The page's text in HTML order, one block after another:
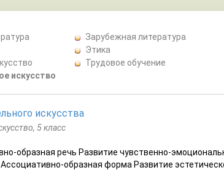
Зарубежная литература
Этика
Трудовое обучение
искусство
искусства
5 класс
образная речь Развитие чувственно-
образная форма Развитие